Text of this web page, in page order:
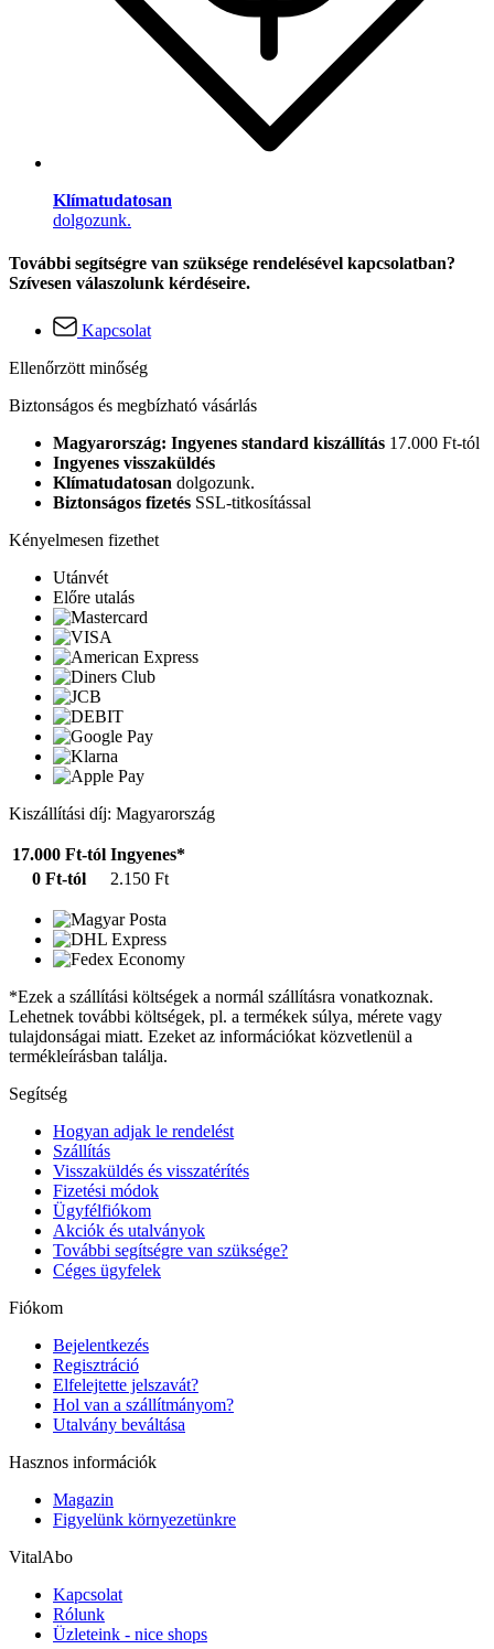
Klímatudatosan
dolgozunk.
További segítségre van szüksége rendelésével kapcsolatban?
Szívesen válaszolunk kérdéseire.
Kapcsolat
Ellenőrzött minőség
Biztonságos és megbízható vásárlás
Magyarország: Ingyenes standard kiszállítás 17.000 Ft-tól
Ingyenes visszaküldés
Klímatudatosan dolgozunk.
Biztonságos fizetés SSL-titkosítással
Kényelmesen fizethet
Utánvét
Előre utalás
Kiszállítási díj: Magyarország
17.000 Ft-tól Ingyenes*
0 Ft-tól
2.150 Ft
*Ezek a szállítási költségek a normál szállításra vonatkoznak.
Lehetnek további költségek, pl. a termékek súlya, mérete vagy
tulajdonságai miatt. Ezeket az információkat közvetlenül a
termékleírásban találja.
Segítség
Hogyan adjak le rendelést
Szállítás
Visszaküldés és visszatérítés
Fizetési módok
Ügyfélfiókom
Akciók és utalványok
További segítségre van szüksége?
Céges ügyfelek
Fiókom
Bejelentkezés
Regisztráció
Elfelejtette jelszavát?
Hol van a szállítmányom?
Utalvány beváltása
Hasznos információk
Magazin
Figyelünk környezetünkre
VitalAbo
Kapcsolat
Rólunk
Üzleteink - nice shops